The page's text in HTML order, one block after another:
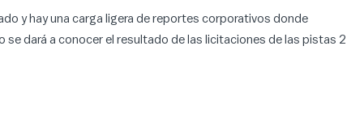
y hay una carga ligera de reportes corporativos donde
dará a conocer el resultado de las licitaciones de las pistas 2